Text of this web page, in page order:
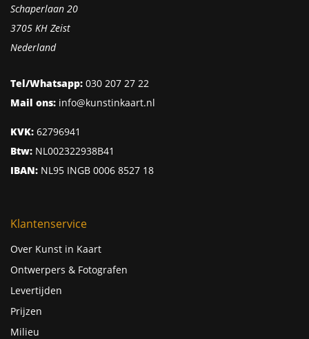
Schaperlaan 20
3705 KH Zeist
Nederland
Tel/Whatsapp: 030 207 27 22
Mail ons: info@kunstinkaart.nl
KVK: 62796941
Btw: NL002322938B41
IBAN: NL95 INGB 0006 8527 18
Klantenservice
Over Kunst in Kaart
Ontwerpers & Fotografen
Levertijden
Prijzen
Milieu